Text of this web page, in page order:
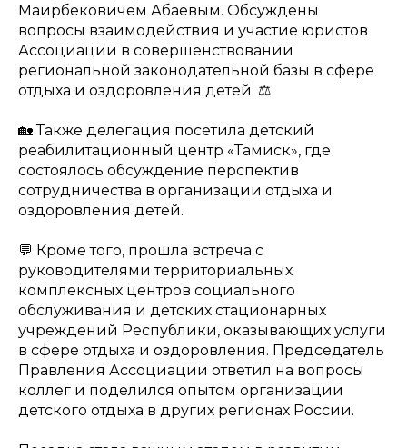
Маирбековичем Абаевым. Обсуждены
вопросы взаимодействия и участие юристов
Ассоциации в совершенствовании
региональной законодательной базы в сфере
отдыха и оздоровления детей. ⚖️
🏡 Также делегация посетила детский
реабилитационный центр «Тамиск», где
состоялось обсуждение перспектив
сотрудничества в организации отдыха и
оздоровления детей.
💬 Кроме того, прошла встреча с
руководителями территориальных
комплексных центров социального
обслуживания и детских стационарных
учреждений Республики, оказывающих услуги
в сфере отдыха и оздоровления. Председатель
Правления Ассоциации ответил на вопросы
коллег и поделился опытом организации
детского отдыха в других регионах России.